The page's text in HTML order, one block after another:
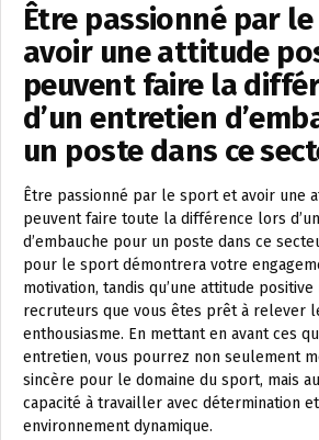
Être passionné par
avoir une attitude
peuvent faire la
d’un entretien
un poste dans ce
Être passionné par le sport et avoir une
peuvent faire toute la différence lors
d’embauche pour un poste dans ce
pour le sport démontrera votre
motivation, tandis qu’une attitude
recruteurs que vous êtes prêt à relever
enthousiasme. En mettant en avant ces
entretien, vous pourrez non seulement
sincère pour le domaine du sport, mais
capacité à travailler avec détermination
environnement dynamique.